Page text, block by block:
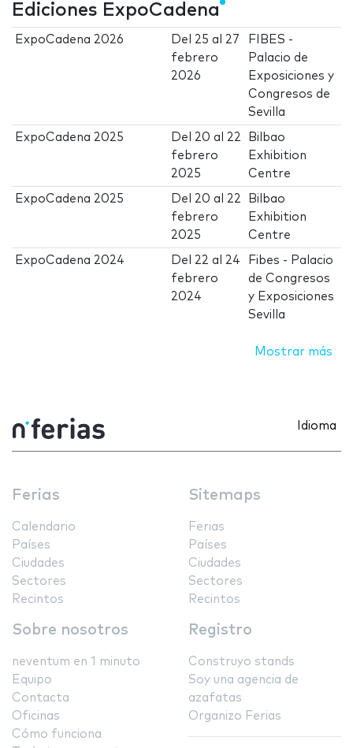
Ediciones ExpoCadena
ExpoCadena 2026 Del 25 al 27
febrero
2026
FIBES -
Palacio de
Exposiciones y
Congresos de
Sevilla
ExpoCadena 2025 Del 20 al 22
febrero
2025
Bilbao
Exhibition
Centre
ExpoCadena 2025 Del 20 al 22
febrero
2025
Bilbao
Exhibition
Centre
ExpoCadena 2024 Del 22 al 24
febrero
2024
Fibes - Palacio
de Congresos
y Exposiciones
Sevilla
Mostrar más
Idioma
Ferias
Calendario
Países
Ciudades
Sectores
Recintos
Sitemaps
Ferias
Países
Ciudades
Sectores
Recintos
Sobre nosotros
neventum en 1 minuto
Equipo
Contacta
Oficinas
Cómo funciona
Registro
Construyo stands
Soy una agencia de
azafatas
Organizo Ferias